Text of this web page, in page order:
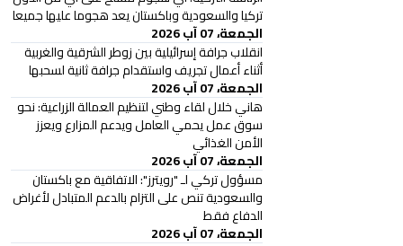
تركيا والسعودية وباكستان يعد هجوما عليها جميعا
الجمعة، 07 آب 2026
انقلاب جرافة إسرائيلية بين زوطر الشرقية والغربية
أثناء أعمال تجريف واستقدام جرافة ثانية لسحبها
الجمعة، 07 آب 2026
هاني خلال لقاء وطني لتنظيم العمالة الزراعية: نحو
سوق عمل يحمي العامل ويدعم المزارع ويعزز
الأمن الغذائي
الجمعة، 07 آب 2026
مسؤول تركي لـ "رويترز": الاتفاقية مع باكستان
والسعودية تنص على التزام بالدعم المتبادل لأغراض
الدفاع فقط
الجمعة، 07 آب 2026